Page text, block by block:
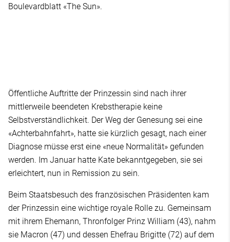
Boulevardblatt «The Sun».
Öffentliche Auftritte der Prinzessin sind nach ihrer
mittlerweile beendeten Krebstherapie keine
Selbstverständlichkeit. Der Weg der Genesung sei eine
«Achterbahnfahrt», hatte sie kürzlich gesagt, nach einer
Diagnose müsse erst eine «neue Normalität» gefunden
werden. Im Januar hatte Kate bekanntgegeben, sie sei
erleichtert, nun in Remission zu sein.
Beim Staatsbesuch des französischen Präsidenten kam
der Prinzessin eine wichtige royale Rolle zu. Gemeinsam
mit ihrem Ehemann, Thronfolger Prinz William (43), nahm
sie Macron (47) und dessen Ehefrau Brigitte (72) auf dem